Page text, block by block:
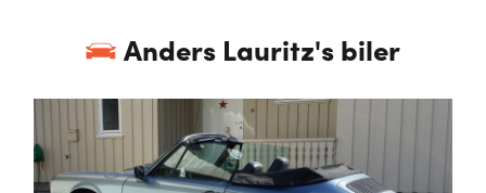
Anders Lauritz's biler